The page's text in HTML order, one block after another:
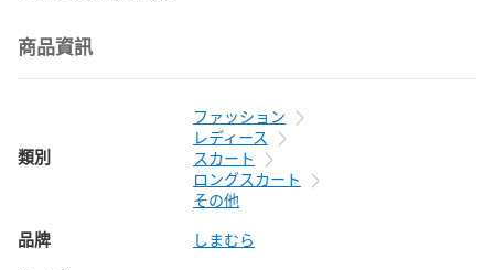
商品資訊
類別
ファッション
レディース
スカート
ロングスカート
その他
品牌 しまむら